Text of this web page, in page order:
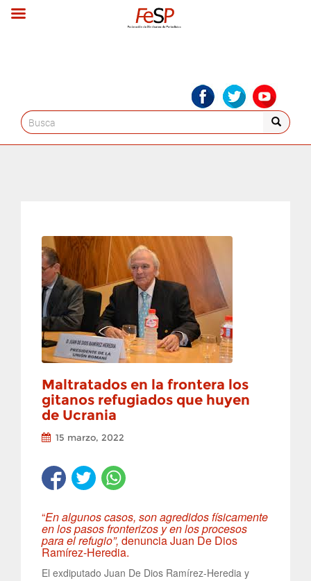
Search
for:
Maltratados en la frontera los
gitanos refugiados que huyen
de Ucrania
15 marzo, 2022
“En algunos casos, son agredidos físicamente
en los pasos fronterizos y en los procesos
para el refugio”, denuncia Juan De Dios
Ramírez-Heredia.
El exdiputado Juan De Dios Ramírez-Heredia y